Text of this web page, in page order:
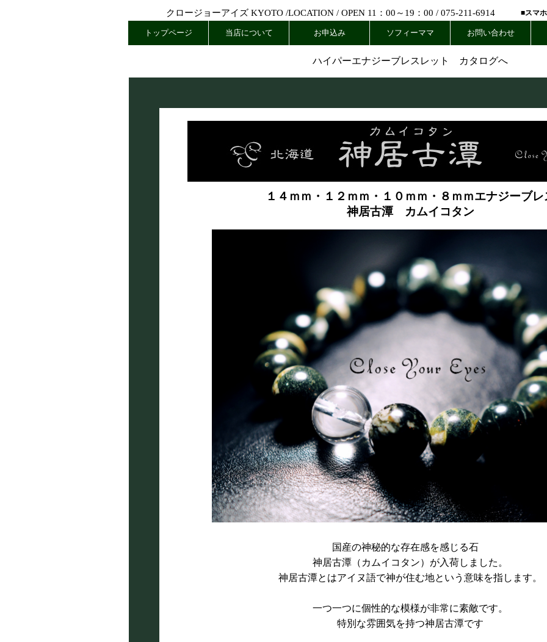
クロージョーアイズ KYOTO /LOCATION/ OPEN 11：00～19：00 / 075-211-6914 ■スマ
トップページ 当店について お申込み ソフィーママ お問い合わせ
ハイパーエナジーブレスレット カタログへ
１４ｍｍ・１２ｍｍ・１０ｍｍ・８ｍｍエナジーブレ
神居古潭 カムイコタン
国産の神秘的な存在感を感じる石
神居古潭（カムイコタン）が入荷しました。
神居古潭とはアイヌ語で神が住む地という意味を指します。
一つ一つに個性的な模様が非常に素敵です。
特別な雰囲気を持つ神居古潭です